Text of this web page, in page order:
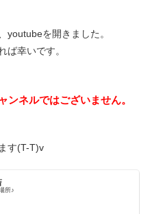
youtubeを開きました。
ば幸いです。
ンネルではございません。
す(T-T)v
所♪